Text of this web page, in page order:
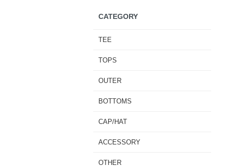
CATEGORY
TEE
TOPS
OUTER
BOTTOMS
CAP/HAT
ACCESSORY
OTHER